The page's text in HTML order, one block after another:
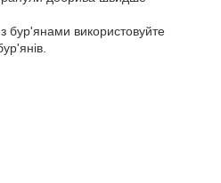
бур'янами використовуйте